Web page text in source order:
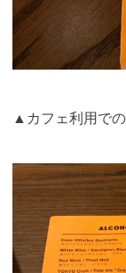
▲カフェ利用で